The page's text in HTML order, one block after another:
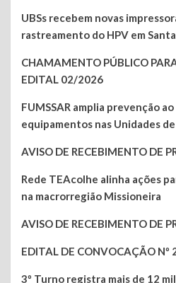
UBSs recebem novas
rastreamento do HPV em Santa
CHAMAMENTO PÚBLICO
EDITAL 02/2026
FUMSSAR amplia prevenção
equipamentos nas Unidades de
AVISO DE RECEBIMENTO DE
Rede TEAcolhe alinha ações
na macrorregião Missioneira
AVISO DE RECEBIMENTO DE
EDITAL DE CONVOCAÇÃO Nº
3º Turno registra mais de 12